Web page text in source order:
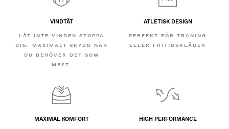
VINDTÄT
LÅT INTE VINDEN STOPPA
DIG. MAXIMALT SKYDD NÄR
DU BEHÖVER DET SOM
MEST.
ATLETISK DESIGN
PERFEKT FÖR TRÄNING
ELLER FRITIDSKLÄDER
MAXIMAL KOMFORT HIGH PERFORMANCE